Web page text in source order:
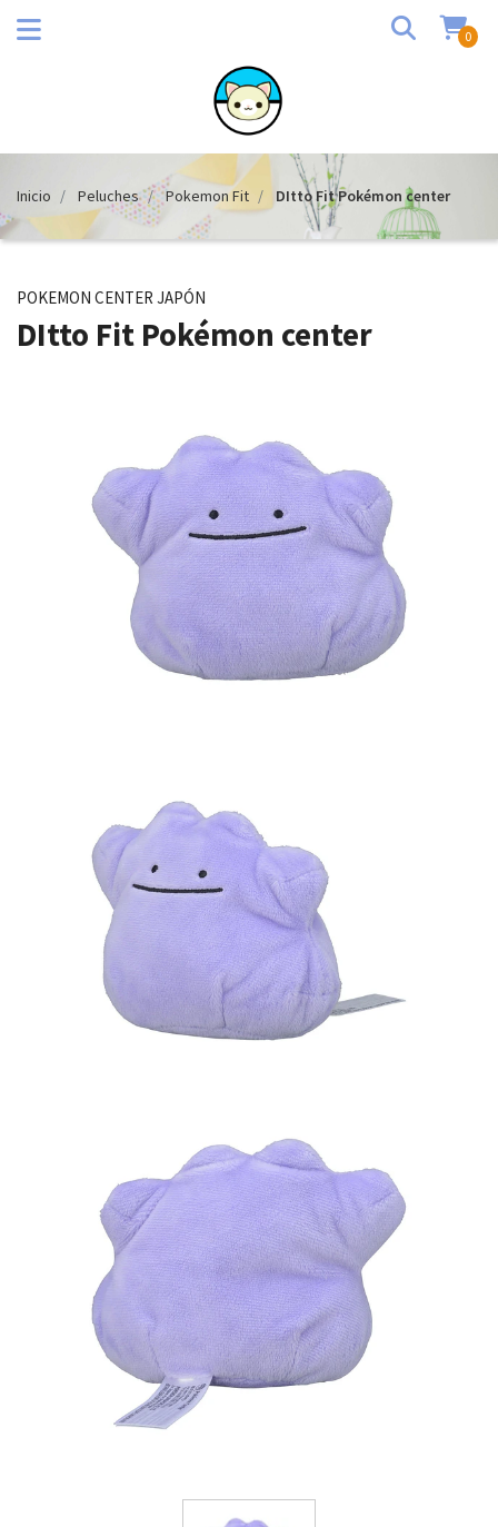
0
Inicio Peluches Pokemon Fit DItto Fit Pokémon center
POKEMON CENTER JAPÓN
DItto Fit Pokémon center